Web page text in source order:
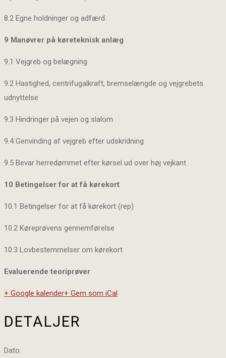
8.2 Egne holdninger og adfærd
9 Manøvrer på køreteknisk anlæg
9.1 Vejgreb og belægning
9.2 Hastighed, centrifugalkraft, bremselængde og vejgrebets
udnyttelse
9.3 Hindringer på vejen og slalom
9.4 Genvinding af vejgreb efter udskridning
9.5 Bevar herredømmet efter kørsel ud over høj vejkant
10 Betingelser for at få kørekort
10.1 Betingelser for at få kørekort (rep)
10.2 Køreprøvens gennemførelse
10.3 Lovbestemmelser om kørekort
Evaluerende teoriprøver
+ Google kalender+ Gem som iCal
DETALJER
Dato: